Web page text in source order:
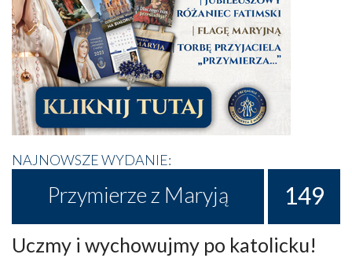
NAJNOWSZE WYDANIE:
Przymierze z Maryją 149
Uczmy i wychowujmy po katolicku!